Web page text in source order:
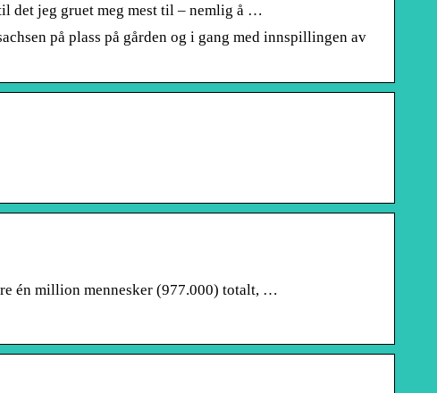
det jeg gruet meg mest til – nemlig å …
på plass på gården og i gang med innspillingen av
én million mennesker (977.000) totalt, …